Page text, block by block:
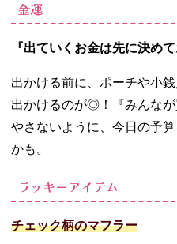
金運
『出ていくお金は先に決めて
出かける前に、ポーチや小
出かけるのが◎！『みんな
やさないように、今日の予
かも。
ラッキーアイテム
チェック柄のマフラー